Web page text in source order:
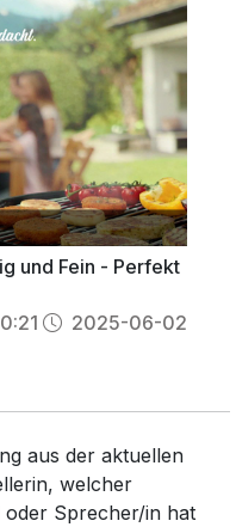
und Fein - Perfekt
0:21 2025-06-02
aus der aktuellen
welcher
Sprecher/in hat